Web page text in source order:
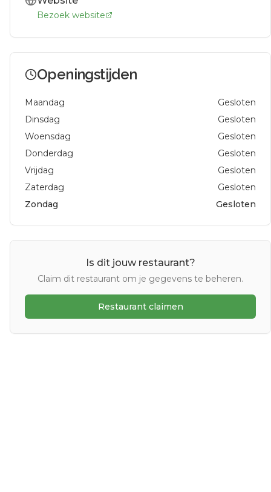
Bezoek website
Openingstijden
Maandag
Gesloten
Dinsdag
Gesloten
Woensdag
Gesloten
Donderdag
Gesloten
Vrijdag
Gesloten
Zaterdag
Gesloten
Zondag
Gesloten
Is dit jouw restaurant?
Claim dit restaurant om je gegevens te beheren.
Restaurant claimen